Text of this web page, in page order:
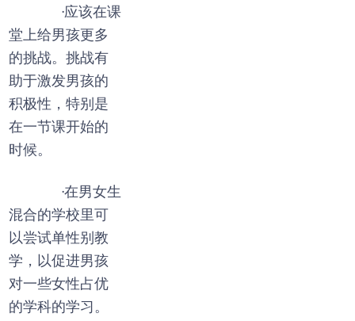
·应该在课
堂上给男孩更多
的挑战。挑战有
助于激发男孩的
积极性，特别是
在一节课开始的
时候。
·在男女生
混合的学校里可
以尝试单性别教
学，以促进男孩
对一些女性占优
的学科的学习。